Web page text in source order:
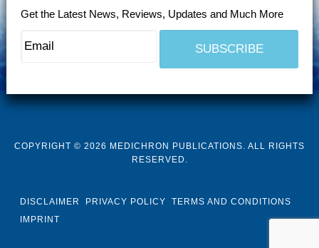
Get the Latest News, Reviews, Updates and Much More
COPYRIGHT © 2026 MEDICHRON PUBLICATIONS. ALL RIGHTS
RESERVED.
DISCLAIMER PRIVACY POLICY
TERMS AND CONDITIONS
IMPRINT